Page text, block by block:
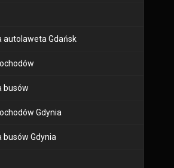
autolaweta Gdańsk
busów
Gdynia
busów Gdynia